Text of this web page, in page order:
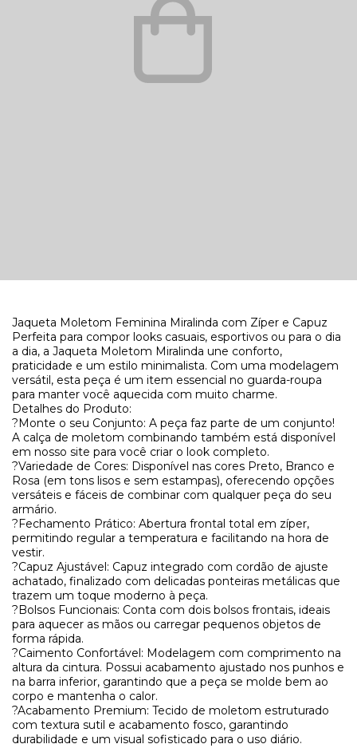
Jaqueta Moletom Feminina Miralinda com Zíper e Capuz
Perfeita para compor looks casuais, esportivos ou para o dia
a dia, a Jaqueta Moletom Miralinda une conforto,
praticidade e um estilo minimalista. Com uma modelagem
versátil, esta peça é um item essencial no guarda-roupa
para manter você aquecida com muito charme.
Detalhes do Produto:
?Monte o seu Conjunto: A peça faz parte de um conjunto!
A calça de moletom combinando também está disponível
em nosso site para você criar o look completo.
?Variedade de Cores: Disponível nas cores Preto, Branco e
Rosa (em tons lisos e sem estampas), oferecendo opções
versáteis e fáceis de combinar com qualquer peça do seu
armário.
?Fechamento Prático: Abertura frontal total em zíper,
permitindo regular a temperatura e facilitando na hora de
vestir.
?Capuz Ajustável: Capuz integrado com cordão de ajuste
achatado, finalizado com delicadas ponteiras metálicas que
trazem um toque moderno à peça.
?Bolsos Funcionais: Conta com dois bolsos frontais, ideais
para aquecer as mãos ou carregar pequenos objetos de
forma rápida.
?Caimento Confortável: Modelagem com comprimento na
altura da cintura. Possui acabamento ajustado nos punhos e
na barra inferior, garantindo que a peça se molde bem ao
corpo e mantenha o calor.
?Acabamento Premium: Tecido de moletom estruturado
com textura sutil e acabamento fosco, garantindo
durabilidade e um visual sofisticado para o uso diário.